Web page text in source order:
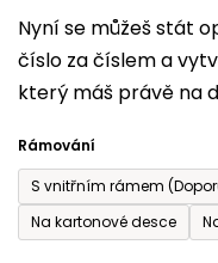
Nyní se můžeš stát
číslo za číslem a
který máš právě na
Rámování
S vnitřním rámem
Na kartonové desce
produktu
je
0,0
5
hvězdiček.